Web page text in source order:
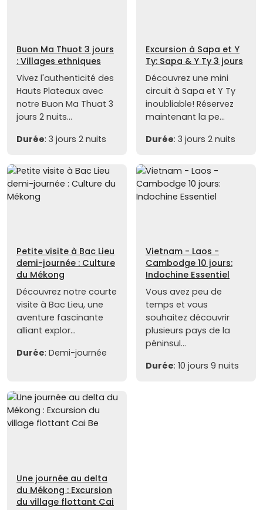
Buon Ma Thuot 3 jours
: Villages ethniques
Vivez l'authenticité des
Hauts Plateaux avec
notre Buon Ma Thuat 3
jours 2 nuits...
Durée: 3 jours 2 nuits
Excursion à Sapa et Y
Ty: Sapa & Y Ty 3 jours
Découvrez une mini
circuit à Sapa et Y Ty
inoubliable! Réservez
maintenant la pe...
Durée: 3 jours 2 nuits
Petite visite à Bac Lieu
demi-journée : Culture
du Mékong
Découvrez notre courte
visite à Bac Lieu, une
aventure fascinante
alliant explor...
Durée: Demi-journée
Vietnam - Laos -
Cambodge 10 jours:
Indochine Essentiel
Vous avez peu de
temps et vous
souhaitez découvrir
plusieurs pays de la
péninsul...
Durée: 10 jours 9 nuits
Une journée au delta
du Mékong : Excursion
du village flottant Cai